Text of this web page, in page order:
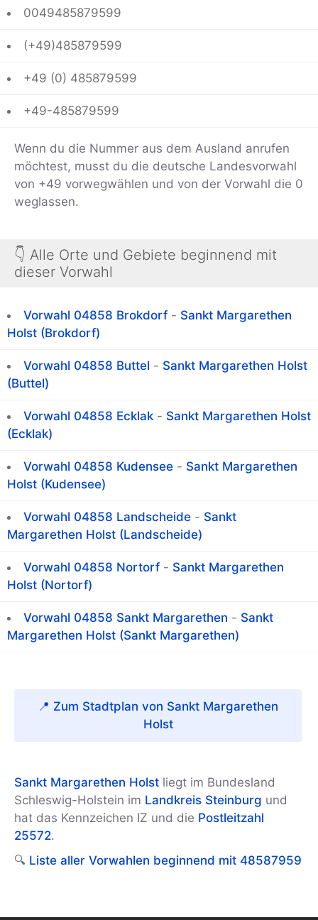
0049485879599
(+49)485879599
+49 (0) 485879599
+49-485879599
Wenn du die Nummer aus dem Ausland anrufen
möchtest, musst du die deutsche Landesvorwahl
von +49 vorwegwählen und von der Vorwahl die 0
weglassen.
👇 Alle Orte und Gebiete beginnend mit
dieser Vorwahl
Vorwahl 04858 Brokdorf - Sankt Margarethen
Holst (Brokdorf)
Vorwahl 04858 Buttel - Sankt Margarethen Holst
(Buttel)
Vorwahl 04858 Ecklak - Sankt Margarethen Holst
(Ecklak)
Vorwahl 04858 Kudensee - Sankt Margarethen
Holst (Kudensee)
Vorwahl 04858 Landscheide - Sankt
Margarethen Holst (Landscheide)
Vorwahl 04858 Nortorf - Sankt Margarethen
Holst (Nortorf)
Vorwahl 04858 Sankt Margarethen - Sankt
Margarethen Holst (Sankt Margarethen)
📍 Zum Stadtplan von Sankt Margarethen
Holst
Sankt Margarethen Holst liegt im Bundesland
Schleswig-Holstein im Landkreis Steinburg und
hat das Kennzeichen IZ und die Postleitzahl
25572.
🔍 Liste aller Vorwahlen beginnend mit 48587959